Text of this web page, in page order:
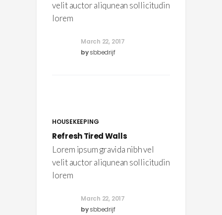
velit auctor aliqunean sollicitudin
lorem
March 22, 2017
bysbbedrijf
HOUSEKEEPING
Refresh Tired Walls
Lorem ipsum gravida nibh vel
velit auctor aliqunean sollicitudin
lorem
March 22, 2017
bysbbedrijf